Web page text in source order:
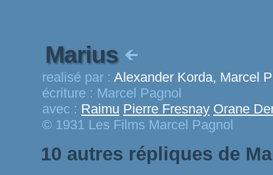
Marius
realisé par : Alexander Korda, Marcel
écriture : Marcel Pagnol
avec : Raimu Pierre Fresnay Orane
© 1931 Les Films Marcel Pagnol
10 autres répliques de